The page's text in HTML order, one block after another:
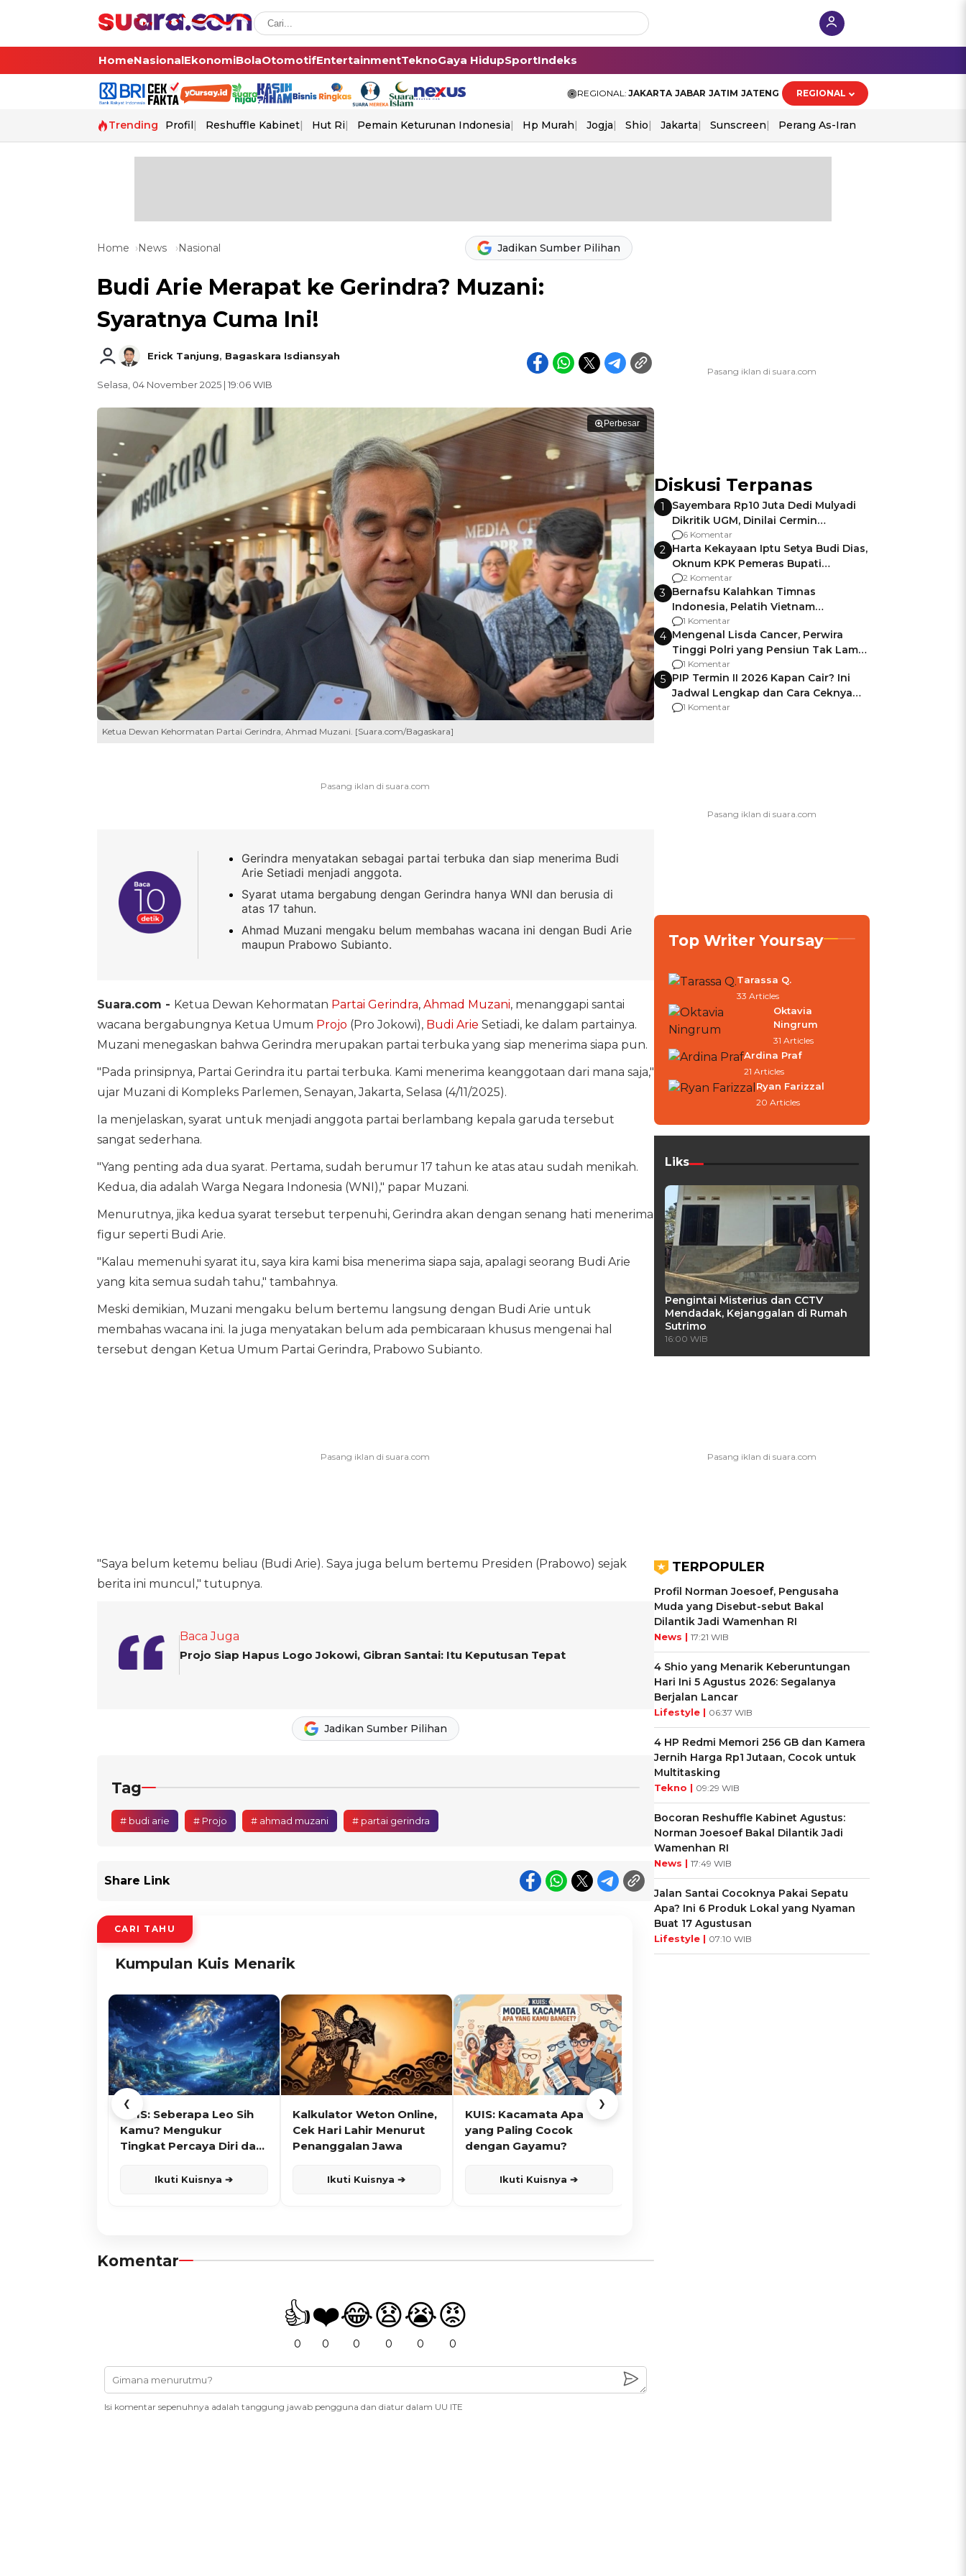
HomeNasionalEkonomiBolaOtomotifEntertainmentTeknoGaya HidupSportIndeks
REGIONAL: JAKARTA JABAR JATIM JATENG REGIONAL
Trending Profil Reshuffle Kabinet Hut Ri Pemain Keturunan Indonesia Hp Murah Jogja Shio Jakarta Sunscreen Perang As-Iran
Home News Nasional Jadikan Sumber Pilihan
Budi Arie Merapat ke Gerindra? Muzani:
Syaratnya Cuma Ini!
Erick Tanjung, Bagaskara Isdiansyah
Selasa, 04 November 2025 | 19:06 WIB
Perbesar
Ketua Dewan Kehormatan Partai Gerindra, Ahmad Muzani. [Suara.com/Bagaskara]
Gerindra menyatakan sebagai partai terbuka dan siap menerima Budi
Arie Setiadi menjadi anggota.
Syarat utama bergabung dengan Gerindra hanya WNI dan berusia di
atas 17 tahun.
Ahmad Muzani mengaku belum membahas wacana ini dengan Budi Arie
maupun Prabowo Subianto.
Suara.com - Ketua Dewan Kehormatan Partai Gerindra, Ahmad Muzani, menanggapi santai
wacana bergabungnya Ketua Umum Projo (Pro Jokowi), Budi Arie Setiadi, ke dalam partainya.
Muzani menegaskan bahwa Gerindra merupakan partai terbuka yang siap menerima siapa pun.
"Pada prinsipnya, Partai Gerindra itu partai terbuka. Kami menerima keanggotaan dari mana saja,"
ujar Muzani di Kompleks Parlemen, Senayan, Jakarta, Selasa (4/11/2025).
Ia menjelaskan, syarat untuk menjadi anggota partai berlambang kepala garuda tersebut
sangat sederhana.
"Yang penting ada dua syarat. Pertama, sudah berumur 17 tahun ke atas atau sudah menikah.
Kedua, dia adalah Warga Negara Indonesia (WNI)," papar Muzani.
Menurutnya, jika kedua syarat tersebut terpenuhi, Gerindra akan dengan senang hati menerima
figur seperti Budi Arie.
"Kalau memenuhi syarat itu, saya kira kami bisa menerima siapa saja, apalagi seorang Budi Arie
yang kita semua sudah tahu," tambahnya.
Meski demikian, Muzani mengaku belum bertemu langsung dengan Budi Arie untuk
membahas wacana ini. Ia juga menyatakan belum ada pembicaraan khusus mengenai hal
tersebut dengan Ketua Umum Partai Gerindra, Prabowo Subianto.
"Saya belum ketemu beliau (Budi Arie). Saya juga belum bertemu Presiden (Prabowo) sejak
berita ini muncul," tutupnya.
Baca Juga
Projo Siap Hapus Logo Jokowi, Gibran Santai: Itu Keputusan Tepat
Jadikan Sumber Pilihan
Tag
# budi arie # Projo # ahmad muzani # partai gerindra
Share Link
CARI TAHU
Kumpulan Kuis Menarik
❮
KUIS: Seberapa Leo Sih
Kamu? Mengukur
Tingkat Percaya Diri dan
Ikuti Kuisnya ➔
Kalkulator Weton Online,
Cek Hari Lahir Menurut
Penanggalan Jawa
Ikuti Kuisnya ➔
KUIS: Kacamata Apa
yang Paling Cocok
dengan Gayamu?
Ikuti Kuisnya ➔
❯
Komentar
👍
0
❤️
0
😂
0
😧
0
😭
0
😡
0
Isi komentar sepenuhnya adalah tanggung jawab pengguna dan diatur dalam UU ITE
Diskusi Terpanas
1
Sayembara Rp10 Juta Dedi Mulyadi
Dikritik UGM, Dinilai Cermin
Gagalnya Negara Jamin Keamanan
6 Komentar
2 Harta Kekayaan Iptu Setya Budi Dias,
Oknum KPK Pemeras Bupati
Pemalang
2 Komentar
3 Bernafsu Kalahkan Timnas
Indonesia, Pelatih Vietnam
Berencana Pakai Jimat di Pakansari
1 Komentar
4 Mengenal Lisda Cancer, Perwira
Tinggi Polri yang Pensiun Tak Lama
Usai Jadi Brigjen
1 Komentar
5 PIP Termin II 2026 Kapan Cair? Ini
Jadwal Lengkap dan Cara Ceknya
agar Dana Tidak Hangus!
1 Komentar
Top Writer Yoursay
Tarassa Q.
33 Articles
Oktavia
Ningrum
31 Articles
Ardina Praf
21 Articles
Ryan Farizzal
20 Articles
Liks
Pengintai Misterius dan CCTV
Mendadak, Kejanggalan di Rumah
Sutrimo
16:00 WIB
TERPOPULER
Profil Norman Joesoef, Pengusaha
Muda yang Disebut-sebut Bakal
Dilantik Jadi Wamenhan RI
News | 17:21 WIB
4 Shio yang Menarik Keberuntungan
Hari Ini 5 Agustus 2026: Segalanya
Berjalan Lancar
Lifestyle | 06:37 WIB
4 HP Redmi Memori 256 GB dan Kamera
Jernih Harga Rp1 Jutaan, Cocok untuk
Multitasking
Tekno | 09:29 WIB
Bocoran Reshuffle Kabinet Agustus:
Norman Joesoef Bakal Dilantik Jadi
Wamenhan RI
News | 17:49 WIB
Jalan Santai Cocoknya Pakai Sepatu
Apa? Ini 6 Produk Lokal yang Nyaman
Buat 17 Agustusan
Lifestyle | 07:10 WIB